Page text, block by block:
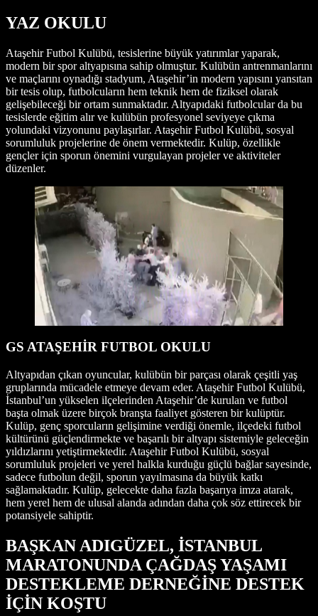
YAZ OKULU
Ataşehir Futbol Kulübü, tesislerine büyük yatırımlar yaparak,
modern bir spor altyapısına sahip olmuştur. Kulübün antrenmanlarını
ve maçlarını oynadığı stadyum, Ataşehir’in modern yapısını yansıtan
bir tesis olup, futbolcuların hem teknik hem de fiziksel olarak
gelişebileceği bir ortam sunmaktadır. Altyapıdaki futbolcular da bu
tesislerde eğitim alır ve kulübün profesyonel seviyeye çıkma
yolundaki vizyonunu paylaşırlar. Ataşehir Futbol Kulübü, sosyal
sorumluluk projelerine de önem vermektedir. Kulüp, özellikle
gençler için sporun önemini vurgulayan projeler ve aktiviteler
düzenler.
GS ATAŞEHİR FUTBOL OKULU
Altyapıdan çıkan oyuncular, kulübün bir parçası olarak çeşitli yaş
gruplarında mücadele etmeye devam eder. Ataşehir Futbol Kulübü,
İstanbul’un yükselen ilçelerinden Ataşehir’de kurulan ve futbol
başta olmak üzere birçok branşta faaliyet gösteren bir kulüptür.
Kulüp, genç sporcuların gelişimine verdiği önemle, ilçedeki futbol
kültürünü güçlendirmekte ve başarılı bir altyapı sistemiyle geleceğin
yıldızlarını yetiştirmektedir. Ataşehir Futbol Kulübü, sosyal
sorumluluk projeleri ve yerel halkla kurduğu güçlü bağlar sayesinde,
sadece futbolun değil, sporun yayılmasına da büyük katkı
sağlamaktadır. Kulüp, gelecekte daha fazla başarıya imza atarak,
hem yerel hem de ulusal alanda adından daha çok söz ettirecek bir
potansiyele sahiptir.
BAŞKAN ADIGÜZEL, İSTANBUL
MARATONUNDA ÇAĞDAŞ YAŞAMI
DESTEKLEME DERNEĞİNE DESTEK
İÇİN KOŞTU